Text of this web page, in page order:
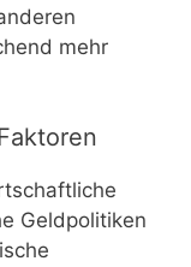
mehr
Geldpolitiken